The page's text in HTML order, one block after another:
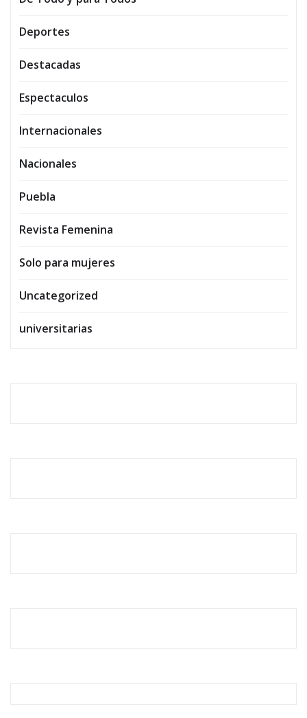
Deportes
Destacadas
Espectaculos
Internacionales
Nacionales
Puebla
Revista Femenina
Solo para mujeres
Uncategorized
universitarias